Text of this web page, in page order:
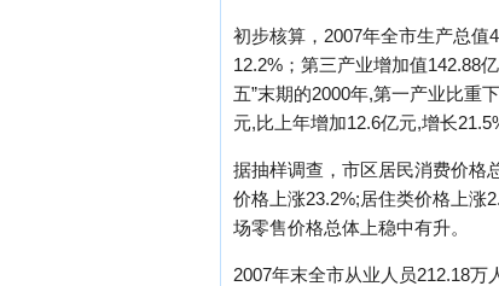
初步核算，2007年全市生产总值
12.2%；第三产业增加值142.88
五”末期的2000年,第一产业比重
元,比上年增加12.6亿元,增长
据抽样调查，市区居民消费价格
价格上涨23.2%;居住类价格上涨
场零售价格总体上稳中有升。
2007年末全市从业人员212.18